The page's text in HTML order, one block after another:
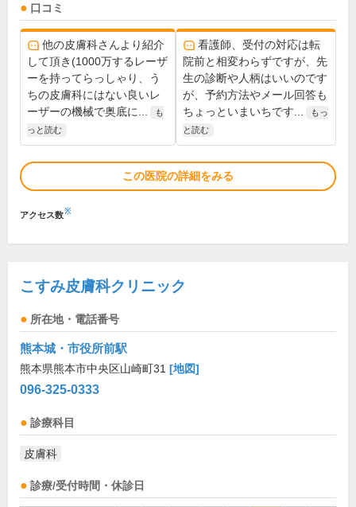
口コミ
他の皮膚科さんより紹介
して頂き(1000万するレーザ
ーを持ってらっしゃり、う
ちの皮膚科にはない良いレ
ーザーの機械で奥底に...
も
っと読む
看護師、受付の対応は転
院前と相変わらずですが、先
生の診断や人柄はいいのです
が、予約方法やメール回答も
ちょっといまいちです...
もっ
と読む
この医院の詳細をみる
アクセス数※
こすみ皮膚科クリニック
所在地・電話番号
熊本城・市役所前駅
熊本県熊本市中央区山崎町31 [地図]
096-325-0333
診療科目
皮膚科
診療/受付時間・休診日